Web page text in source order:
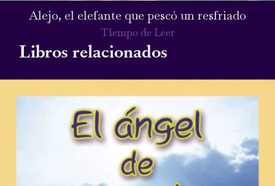
Alejo, el elefante que pescó un resfriado
Tiempo de Leer
Libros relacionados